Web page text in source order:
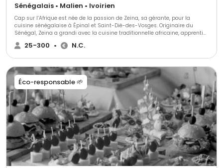
Sénégalais • Malien • Ivoirien
Cap sur l’Afrique est née de la passion de Zeina, sa gérante, pour la
cuisine sénégalaise à Épinal et Saint-Dié-des-Vosges. Originaire du
Sénégal, Zeina a grandi avec la cuisine traditionnelle africaine, apprentie
dès son enfance aux côtés de sa grand-mère Dieynaba. Zeina a
perfectionné ses compétences culinaires par une formation
consolidant ainsi son expertise. Encouragée par les retours positifs et le
soutien de ses proches, Zeina a fondé en 2012 "Les Saveurs de la Terenga",
un service de traiteur africain pour mariages, anniversaires et repas
associatifs. Son activité s'est étendue à un service de plats à emporter,
appréciés par les amateurs de cuisine exotique et épicée.
25-300 • N.C.
Éco-responsable 🌱